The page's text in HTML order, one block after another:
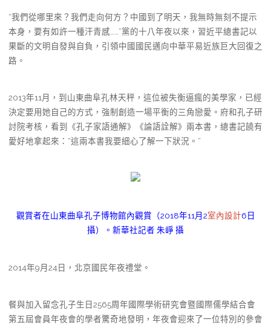
“我們從哪里來？我們走向何方？中國到了明天，我無時無刻不提示
本身，要有如許一種汗青感……”黨的十八年夜以來，習近平總書記以
果斷的文明自發與自負，引領中國國民邁向中華平易近族巨大回復之
路。
2013年11月，到山東曲阜孔林天秤，這位被失衡逼瘋的美學家，已經
決定要用她自己的方式，強制創造一場平衡的三角戀愛。府和孔子研
討院考核，看到《孔子家語通解》《論語詮解》兩本書，總書記饒有
愛好地拿起來：“這兩本書我要細心了解一下狀況。”
觀賞者在山東曲阜孔子博物館內觀賞（2018年11月2室內設計6日
攝）。新華社記者 朱崢 攝
2014年9月24日，北京國民年夜禮堂。
餐與加入留念孔子生日2565周年國際學術研究會暨國際儒學結合會
第五屆會員年夜會的學者驚奇地發明，年夜會迎來了一位特別的參會